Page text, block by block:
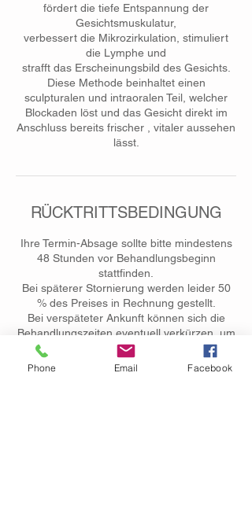
fördert die tiefe Entspannung der
Gesichtsmuskulatur,
verbessert die Mikrozirkulation, stimuliert
die Lymphe und
strafft das Erscheinungsbild des Gesichts.
Diese Methode beinhaltet einen
sculpturalen und intraoralen Teil, welcher
Blockaden löst und das Gesicht direkt im
Anschluss bereits frischer , vitaler aussehen
lässt.
RÜCKTRITTSBEDINGUNG
Ihre Termin-Absage sollte bitte mindestens
48 Stunden vor Behandlungsbeginn
stattfinden.
Bei späterer Stornierung werden leider 50
% des Preises in Rechnung gestellt.
Bei verspäteter Ankunft können sich die
Behandlungszeiten eventuell verkürzen, um
den planmäßigen Beginn der darauf
folgenden Behandlungen zu gewährleisten.
Phone Email Facebook